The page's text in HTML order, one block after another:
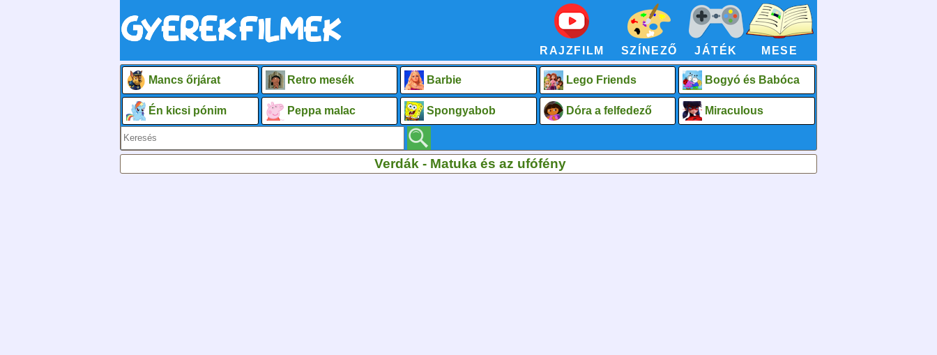
RAJZFILM SZÍNEZŐ JÁTÉK MESE
Mancs őrjárat Retro mesék Barbie Lego Friends Bogyó és Babóca
Én kicsi pónim Peppa malac Spongyabob Dóra a felfedező Miraculous
Verdák - Matuka és az ufófény